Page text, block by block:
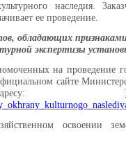
наследия.
ее проведение.
обладающих признаками
экспертизы
на проведение
сайте
освоении